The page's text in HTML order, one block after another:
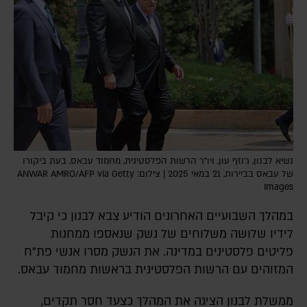
נשיא לבנון, ג'וזף עון, ויו"ר הרשות הפלסטינית, מחמוד עבאס, בעת ביקורו
של עבאס בביירות, 21 במאי 2025 | צילום: ANWAR AMRO/AFP via Getty
Images
במהלך השבועיים האחרונים הודיע צבא לבנון כי קיבל
לידיו שלושה משלוחים של נשק שנאספו ממחנות
פליטים פלסטינים במדינה. את הנשק מסרו אנשי פת"ח
המזוהים עם הרשות הפלסטינית בראשות מחמוד עבאס.
ממשלת לבנון הציגה את המהלך כצעד חסר תקדים,